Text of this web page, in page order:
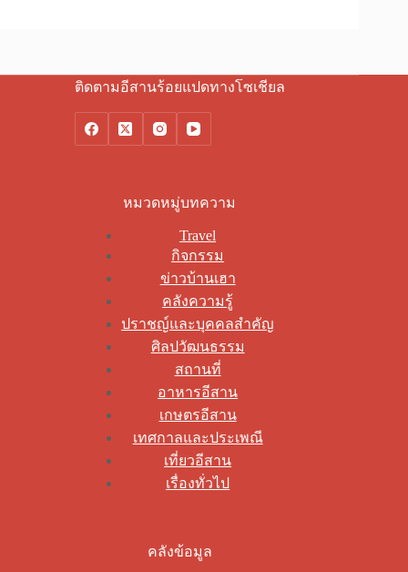
ติดตามอีสานร้อยแปดทางโซเชียล
หมวดหมู่บทความ
Travel
กิจกรรม
ข่าวบ้านเฮา
คลังความรู้
ปราชญ์และบุคคลสำคัญ
ศิลปวัฒนธรรม
สถานที่
อาหารอีสาน
เกษตรอีสาน
เทศกาลและประเพณี
เที่ยวอีสาน
เรื่องทั่วไป
คลังข้อมูล